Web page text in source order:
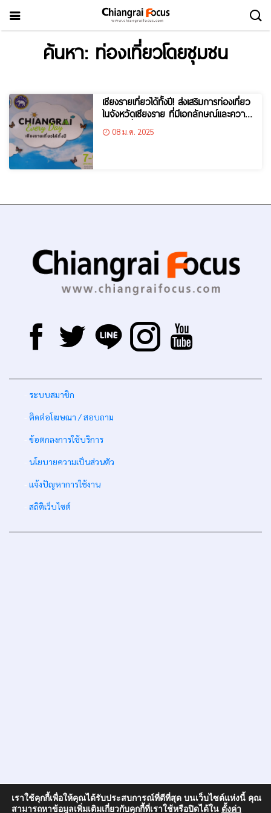
ค้นหา: ท่องเที่ยวโดยชุมชน
เชียงรายเที่ยวได้ทั้งปี! ส่งเสริมการท่องเที่ยว
ในจังหวัดเชียงราย ที่มีเอกลักษณ์และความ
โดดเด่นที่หลากหลาย
08 ม.ค. 2025
เราใช้คุกกี้เพื่อให้คุณได้รับประสบการณ์ที่ดีที่สุด บนเว็บไซต์แห่งนี้ คุณ
สามารถหาข้อมูลเพิ่มเติมเกี่ยวกับคุกกี้ที่เราใช้หรือปิดได้ใน ตั้งค่า
ระบบสมาชิก
ติดต่อโฆษณา / สอบถาม
ข้อตกลงการใช้บริการ
นโยบายความเป็นส่วนตัว
แจ้งปัญหาการใช้งาน
สถิติเว็บไซต์